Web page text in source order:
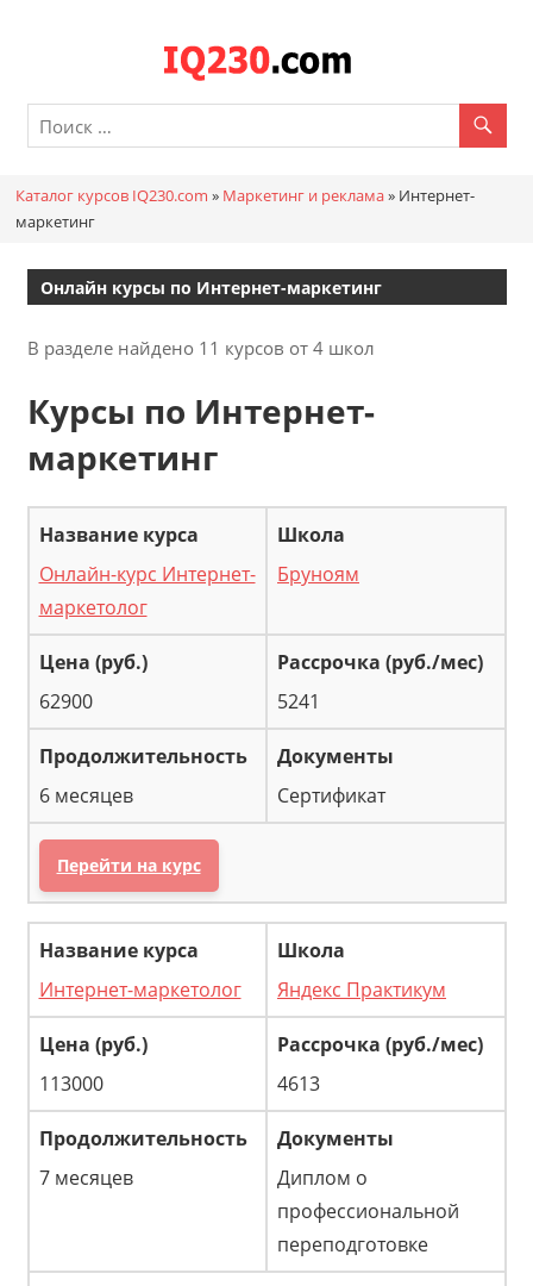
онлайн
Каталог курсов IQ230.com » Маркетинг и реклама» Интернет-
маркетинг
Онлайн курсы по Интернет-маркетинг
В разделе найдено 11 курсов от 4 школ
Курсы по Интернет-
маркетинг
Онлайн-курс Интернет-
маркетолог
Бруноям
62900 5241
6 месяцев Сертификат
Перейти на курс
Интернет-маркетолог Яндекс Практикум
113000 4613
7 месяцев
Диплом о
профессиональной
переподготовке